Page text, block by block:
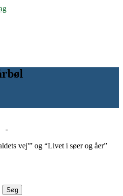
-
vej'” og “Livet i søer og åer”
Søg